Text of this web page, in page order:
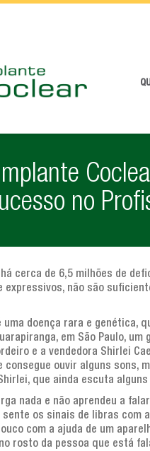
no
cerca de 6,5 milhões de
expressivos, não são
uma doença rara e genética,
em São Paulo,
e a vendedora Shirlei
consegue ouvir alguns sons,
que ainda escuta
nada e não aprendeu a
os sinais de libras com
com a ajuda de um
rosto da pessoa que está